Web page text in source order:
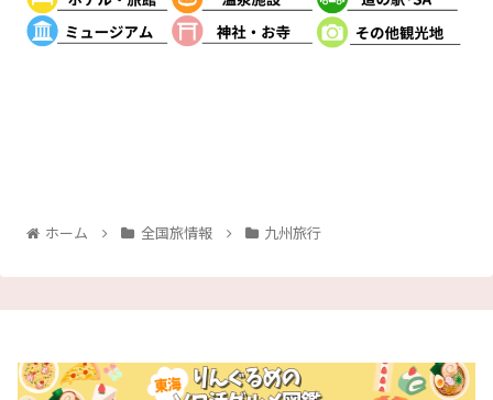
ホーム 全国旅情報 九州旅行